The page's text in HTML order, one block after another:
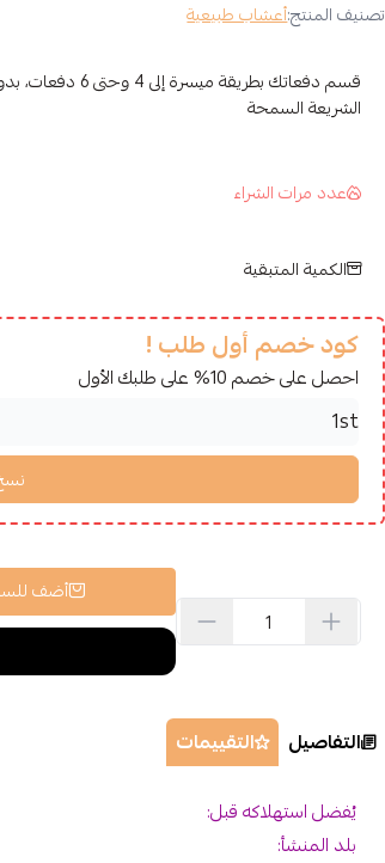
تصنيف المنتج:أعشاب طبيعية
قسم دفعاتك بطريقة
الشريعة السمحة
عدد مرات الشراء
الكمية المتبقية
كود خصم أول طلب !
احصل على خصم 10% على طلبك الأول
أضف
التفاصيل التقييمات
يُفضل استهلاكه قبل:
بلد المنشأ: